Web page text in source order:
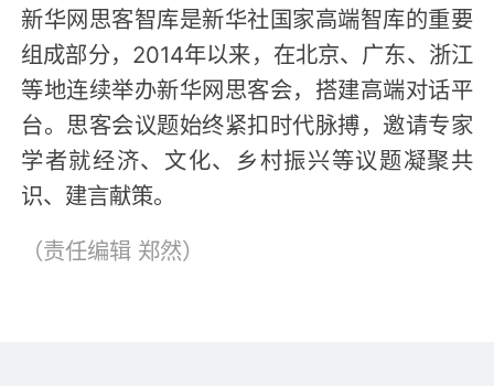
新华网思客智库是新华社国家高端智库的重要
组成部分，2014年以来，在北京、广东、浙江
等地连续举办新华网思客会，搭建高端对话平
台。思客会议题始终紧扣时代脉搏，邀请专家
学者就经济、文化、乡村振兴等议题凝聚共
识、建言献策。
（责任编辑 郑然）